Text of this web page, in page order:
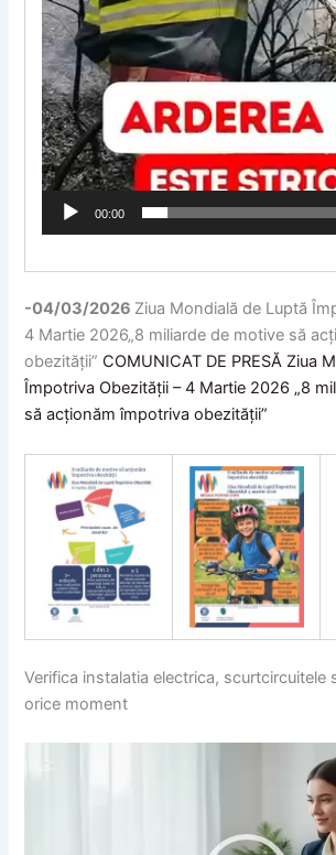
00:00
-04/03/2026 Ziua Mondială de Luptă
4 Martie 2026„8 miliarde de motive să
obezității” COMUNICAT DE PRESĂ Ziua
Împotriva Obezității – 4 Martie 2026 „8
să acționăm împotriva obezității”
Verifica instalatia electrica, scurtcircuitele
orice moment